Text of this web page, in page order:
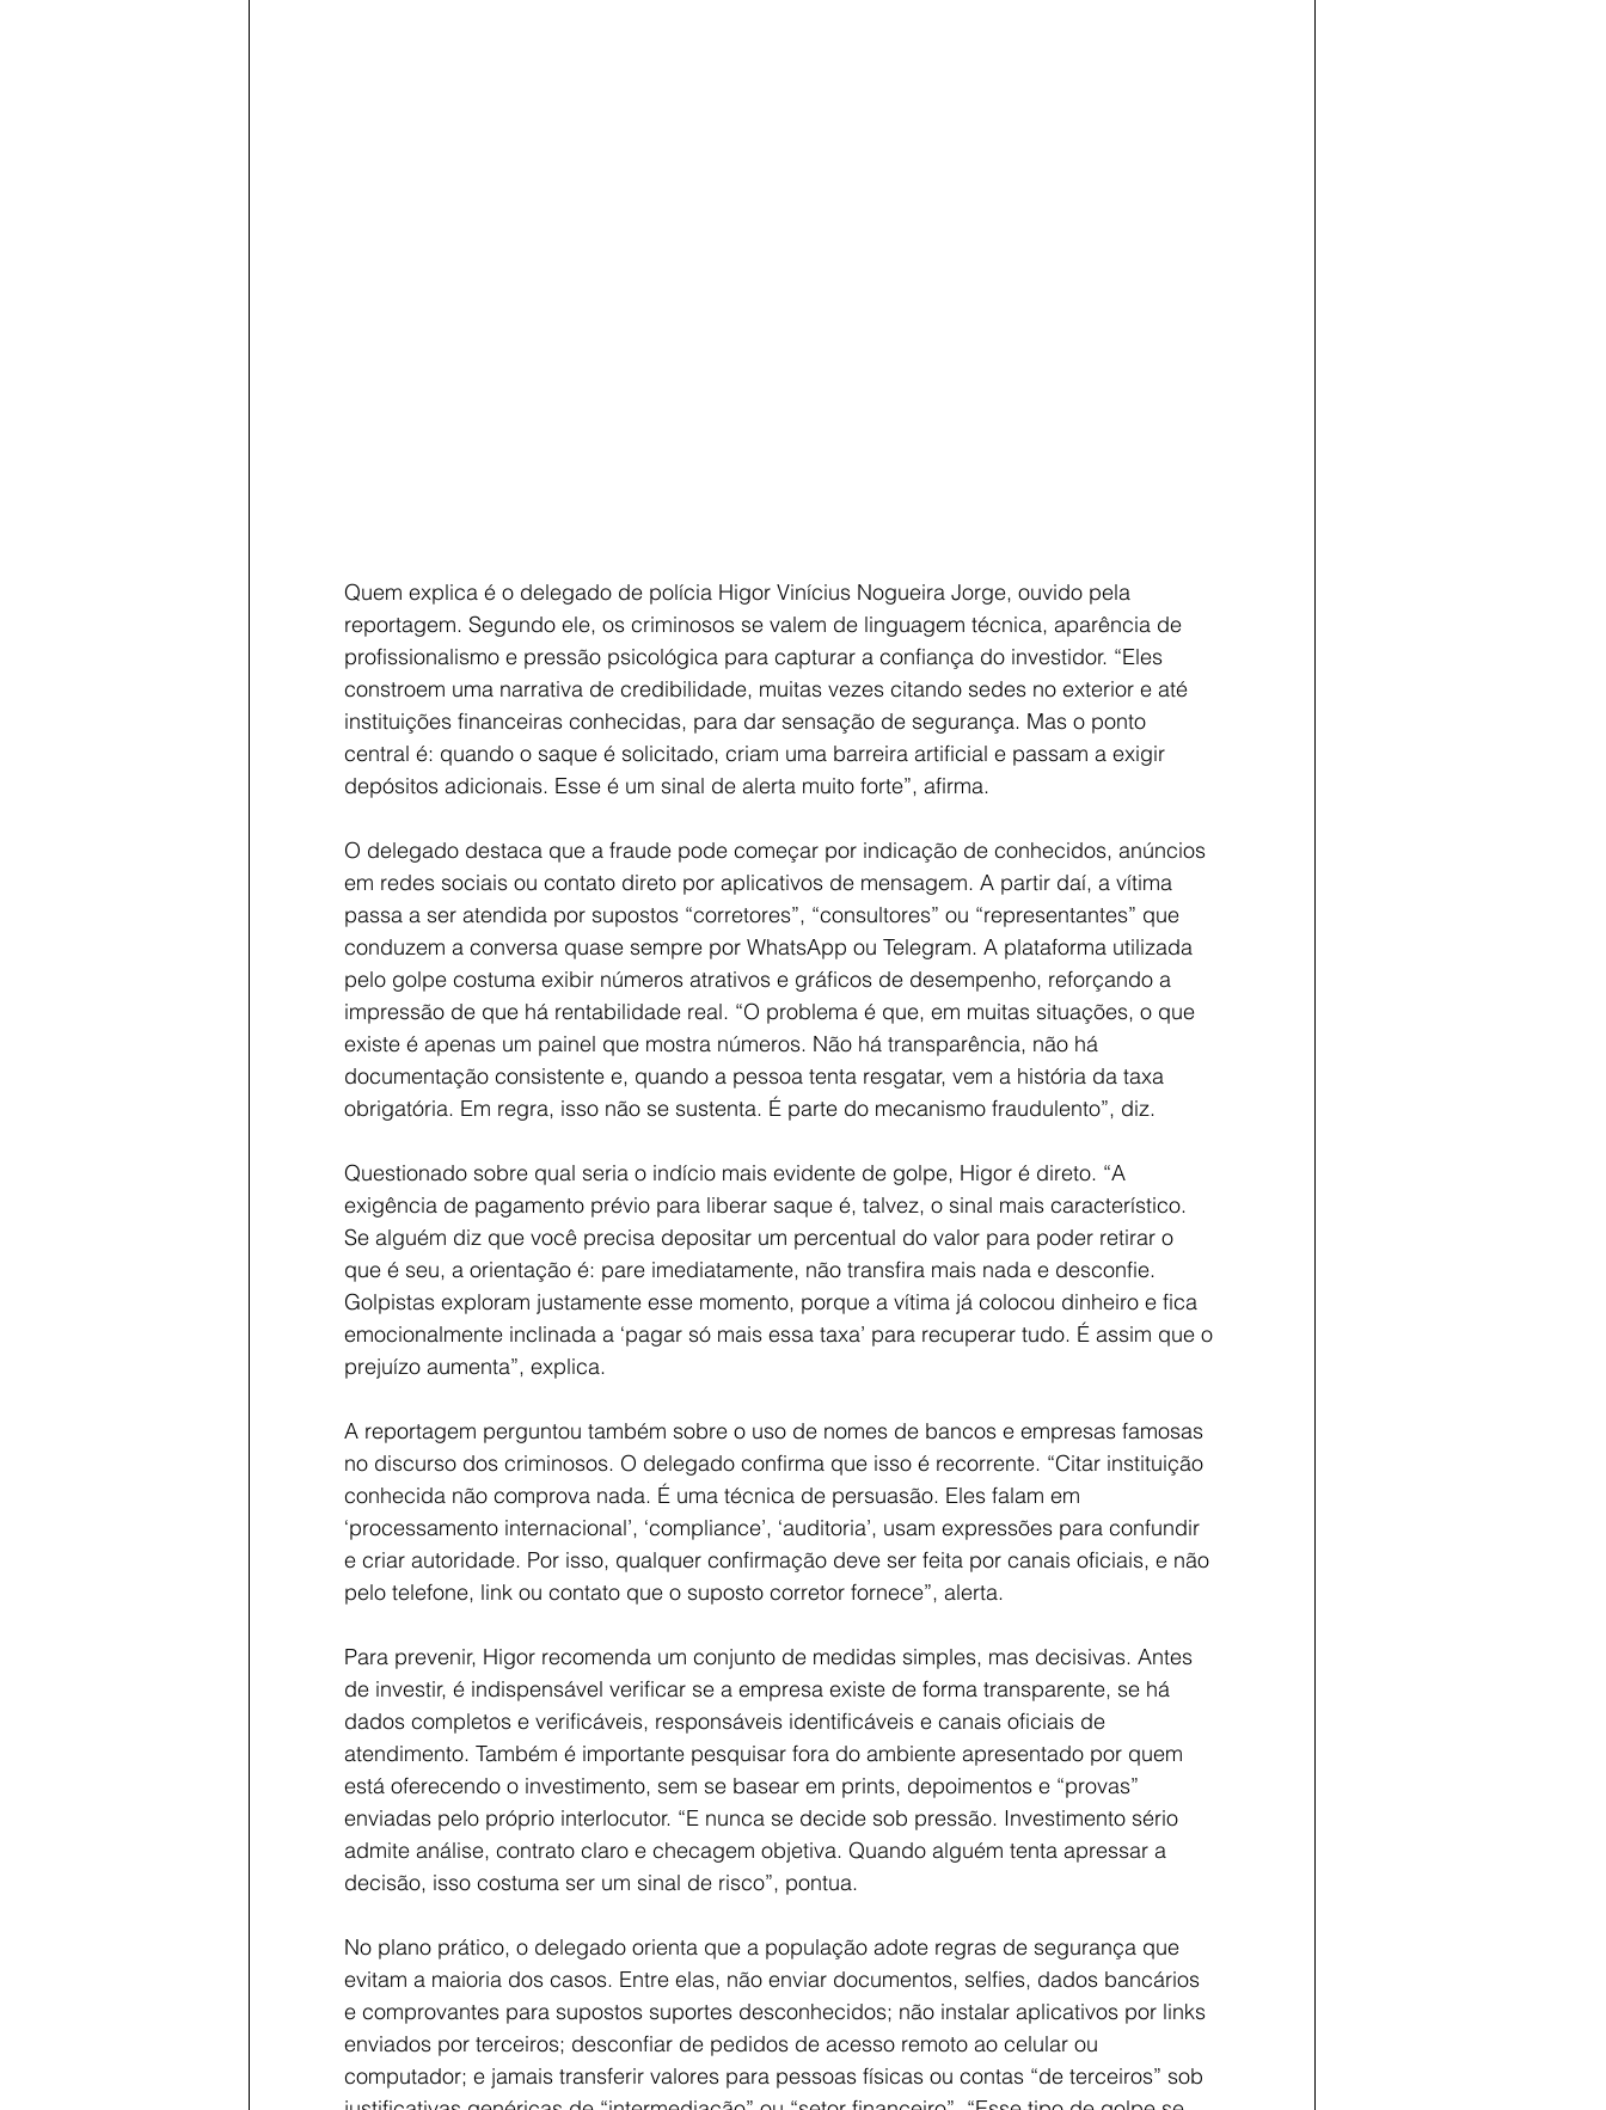
Quem explica é o delegado de polícia Higor Vinícius Nogueira Jorge, ouvido pela
reportagem. Segundo ele, os criminosos se valem de linguagem técnica, aparência de
profissionalismo e pressão psicológica para capturar a confiança do investidor. “Eles
constroem uma narrativa de credibilidade, muitas vezes citando sedes no exterior e até
instituições financeiras conhecidas, para dar sensação de segurança. Mas o ponto
central é: quando o saque é solicitado, criam uma barreira artificial e passam a exigir
depósitos adicionais. Esse é um sinal de alerta muito forte”, afirma.
O delegado destaca que a fraude pode começar por indicação de conhecidos, anúncios
em redes sociais ou contato direto por aplicativos de mensagem. A partir daí, a vítima
passa a ser atendida por supostos “corretores”, “consultores” ou “representantes” que
conduzem a conversa quase sempre por WhatsApp ou Telegram. A plataforma utilizada
pelo golpe costuma exibir números atrativos e gráficos de desempenho, reforçando a
impressão de que há rentabilidade real. “O problema é que, em muitas situações, o que
existe é apenas um painel que mostra números. Não há transparência, não há
documentação consistente e, quando a pessoa tenta resgatar, vem a história da taxa
obrigatória. Em regra, isso não se sustenta. É parte do mecanismo fraudulento”, diz.
Questionado sobre qual seria o indício mais evidente de golpe, Higor é direto. “A
exigência de pagamento prévio para liberar saque é, talvez, o sinal mais característico.
Se alguém diz que você precisa depositar um percentual do valor para poder retirar o
que é seu, a orientação é: pare imediatamente, não transfira mais nada e desconfie.
Golpistas exploram justamente esse momento, porque a vítima já colocou dinheiro e fica
emocionalmente inclinada a ‘pagar só mais essa taxa’ para recuperar tudo. É assim que o
prejuízo aumenta”, explica.
A reportagem perguntou também sobre o uso de nomes de bancos e empresas famosas
no discurso dos criminosos. O delegado confirma que isso é recorrente. “Citar instituição
conhecida não comprova nada. É uma técnica de persuasão. Eles falam em
‘processamento internacional’, ‘compliance’, ‘auditoria’, usam expressões para confundir
e criar autoridade. Por isso, qualquer confirmação deve ser feita por canais oficiais, e não
pelo telefone, link ou contato que o suposto corretor fornece”, alerta.
Para prevenir, Higor recomenda um conjunto de medidas simples, mas decisivas. Antes
de investir, é indispensável verificar se a empresa existe de forma transparente, se há
dados completos e verificáveis, responsáveis identificáveis e canais oficiais de
atendimento. Também é importante pesquisar fora do ambiente apresentado por quem
está oferecendo o investimento, sem se basear em prints, depoimentos e “provas”
enviadas pelo próprio interlocutor. “E nunca se decide sob pressão. Investimento sério
admite análise, contrato claro e checagem objetiva. Quando alguém tenta apressar a
decisão, isso costuma ser um sinal de risco”, pontua.
No plano prático, o delegado orienta que a população adote regras de segurança que
evitam a maioria dos casos. Entre elas, não enviar documentos, selfies, dados bancários
e comprovantes para supostos suportes desconhecidos; não instalar aplicativos por links
enviados por terceiros; desconfiar de pedidos de acesso remoto ao celular ou
computador; e jamais transferir valores para pessoas físicas ou contas “de terceiros” sob